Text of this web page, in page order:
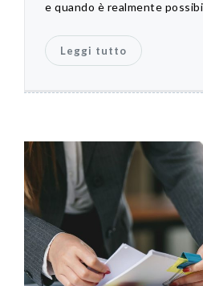
e quando è realmente
Leggi tutto